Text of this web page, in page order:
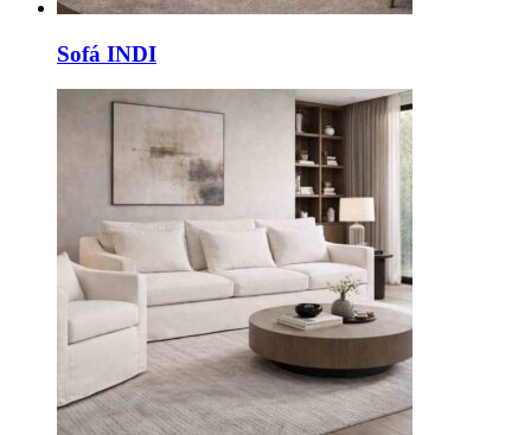
Sofá INDI